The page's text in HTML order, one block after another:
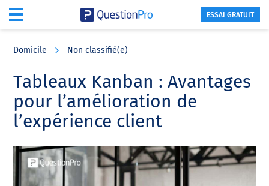
content
sidebar
ESSAI GRATUIT
Domicile Non classifié(e)
Tableaux Kanban : Avantages
pour l’amélioration de
l’expérience client